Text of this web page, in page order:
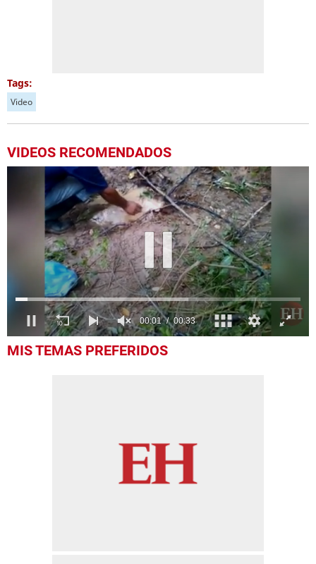
Tags:
Video
VIDEOS RECOMENDADOS
seconds
MIS TEMAS PREFERIDOS